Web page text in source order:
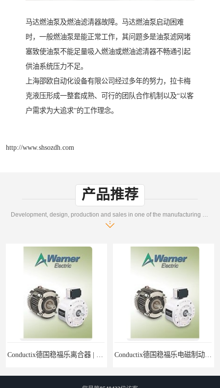
马达燃油泵及燃油滤清器故障。马达燃油泵启动困难
时，一般燃油泵是能正常工作，其问题多是油泵滤网堵
塞致使油泵不能足量吸入燃油或燃油滤清器不畅通引起
供油系统压力不足。
上海邵欧自动化设备有限公司经过多年的努力，拉卡梅
克液压形成一整套成熟、可行的团队合作机制以及“以客
户需求为大追求”的工作理念。
http://www.shsozdh.com
产品推荐